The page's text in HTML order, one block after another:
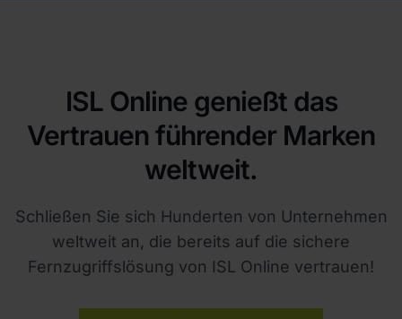
ISL Online genießt das
Vertrauen führender Marken
weltweit.
Schließen Sie sich Hunderten von Unternehmen
weltweit an, die bereits auf die sichere
Fernzugriffslösung von ISL Online vertrauen!